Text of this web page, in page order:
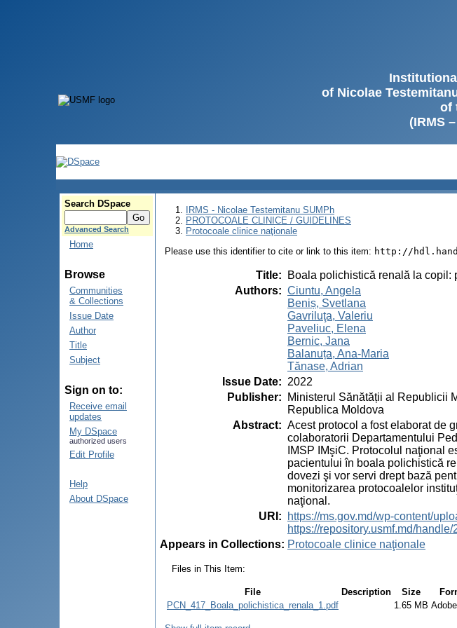
of Nicolae
of
(IRMS –
Search DSpace
Advanced Search
Home
Browse
Communities
& Collections
Issue Date
Author
Title
Subject
Sign on to:
Receive email
updates
My DSpace
authorized users
Edit Profile
Help
About DSpace
IRMS - Nicolae Testemitanu SUMPh
PROTOCOALE CLINICE / GUIDELINES
Protocoale clinice naţionale
Please use this identifier to cite or link to this item: http://
Title:
Boala polichistică renală la copil:
Authors: Ciuntu, Angela
Beniș, Svetlana
Gavriluţa, Valeriu
Paveliuc, Elena
Bernic, Jana
Balanuța, Ana-Maria
Tănase, Adrian
Issue Date: 2022
Publisher:
Ministerul Sănătății al Republicii
Republica Moldova
Abstract: Acest protocol a fost elaborat de
colaboratorii Departamentului
IMSP IMşiC. Protocolul naţional
pacientului în boala polichistică
dovezi şi vor servi drept bază
monitorizarea protocoalelor
naţional.
URI :
https://ms.gov.md/wp-content/
https://repository.usmf.md/
Appears in Collections: Protocoale clinice naţionale
Files in This Item:
File Description Size
PCN_417_Boala_polichistica_renala_1.pdf
1.65 MB